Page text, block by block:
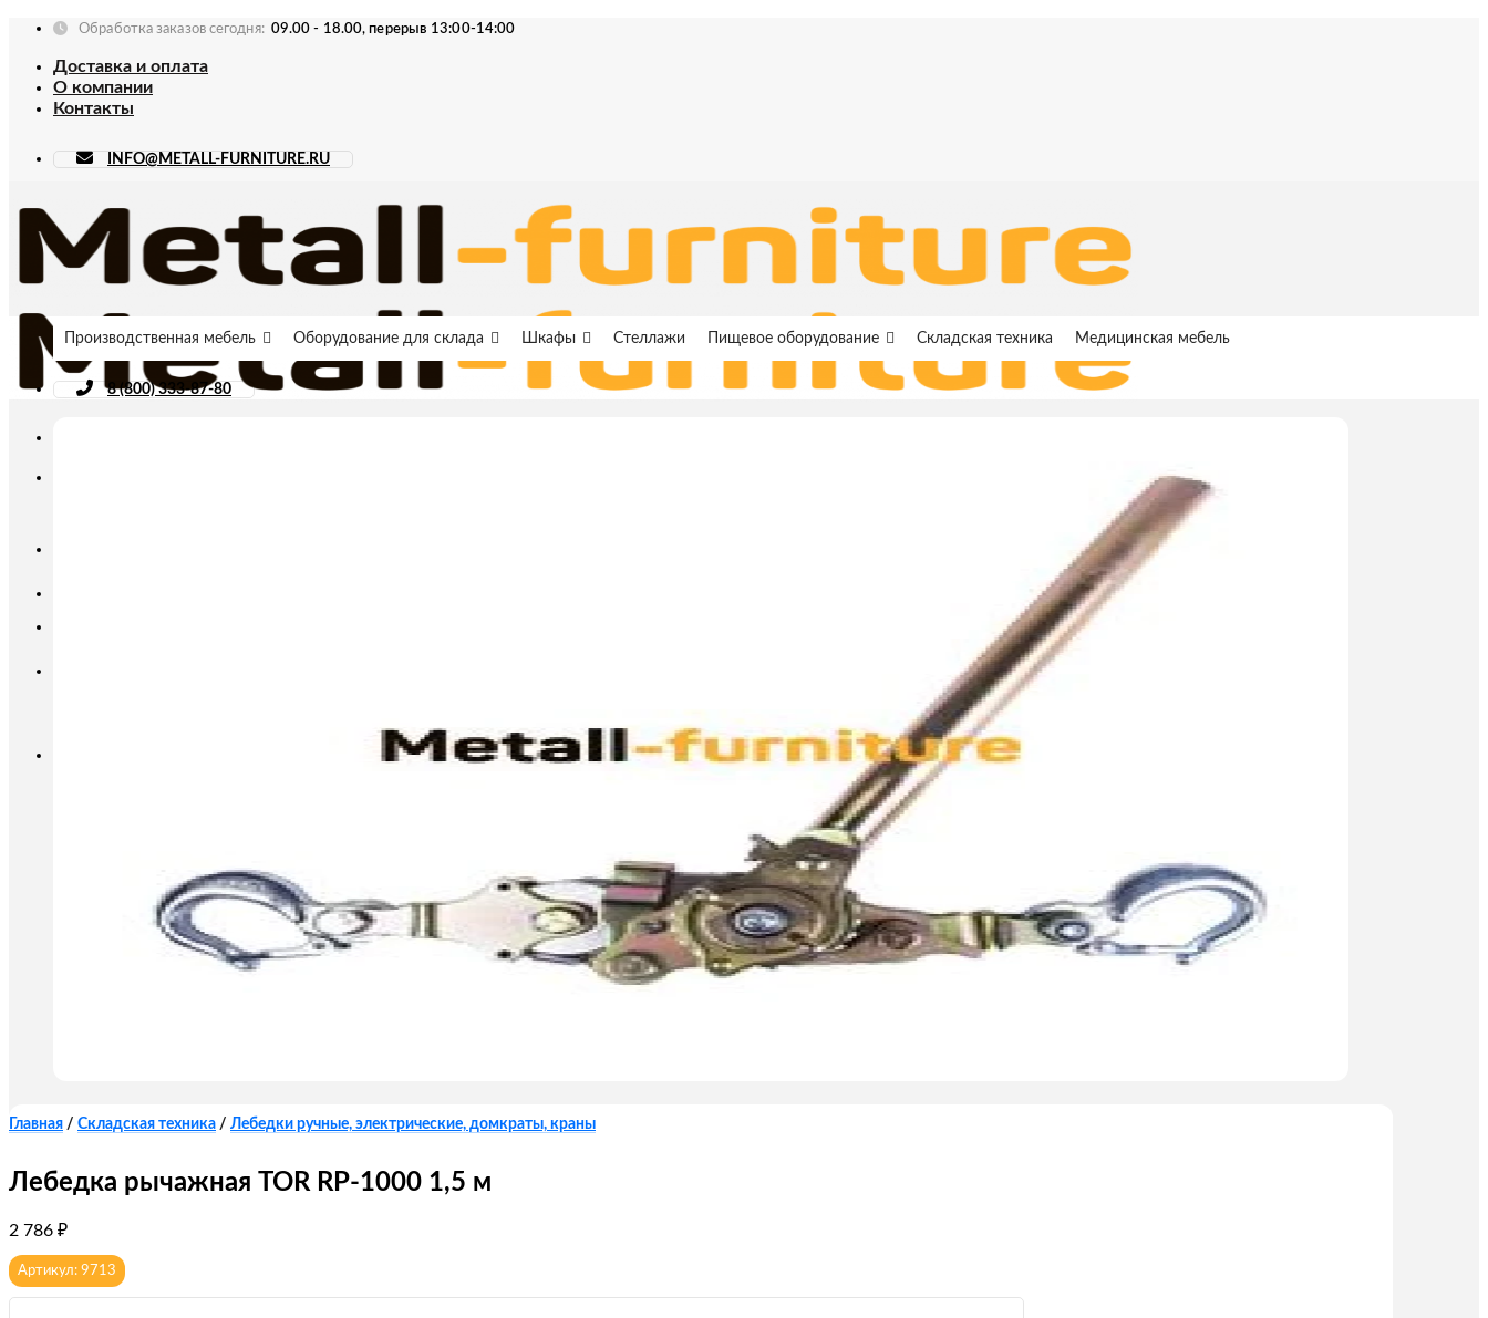
Skip
content
Обработка заказов сегодня: 09.00 - 18.00, перерыв 13:00-14:00
Доставка и оплата
О компании
Контакты
INFO@METALL-FURNITURE.RU
Производственная мебель Оборудование для склада Шкафы Стеллажи Пищевое оборудование Складская техника Медицинская мебель
8 (800) 333-87-80
Главная / Складская техника / Лебедки ручные, электрические, домкраты, краны
Лебедка рычажная TOR RP-1000 1,5 м
2 786 ₽
Артикул: 9713